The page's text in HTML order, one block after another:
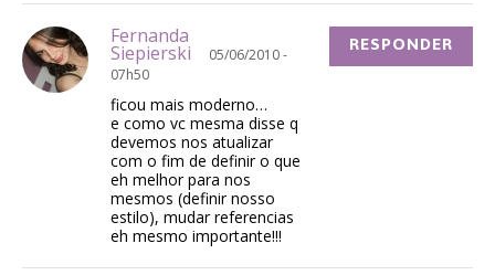
Fernanda
Siepierski
05/06/2010 -
07h50
ficou mais moderno…
e como vc mesma disse q
devemos nos atualizar
com o fim de definir o que
eh melhor para nos
mesmos (definir nosso
estilo), mudar referencias
eh mesmo importante!!!
RESPONDER